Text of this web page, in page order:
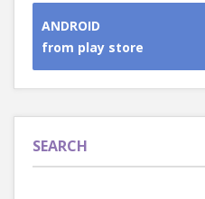
ANDROID
from play store
SEARCH